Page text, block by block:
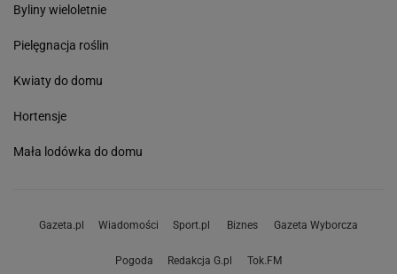
Byliny wieloletnie
Pielęgnacja roślin
Kwiaty do domu
Hortensje
Mała lodówka do domu
Gazeta.pl Wiadomości Sport.pl Biznes Gazeta Wyborcza
Pogoda Redakcja G.pl Tok.FM